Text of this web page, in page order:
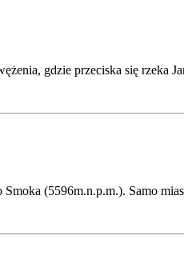
gdzie przeciska się rzeka
(5596m.n.p.m.). Samo